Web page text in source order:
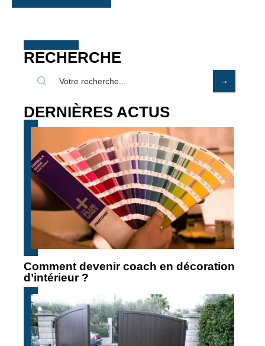
RECHERCHE
DERNIÈRES ACTUS
Comment devenir coach en décoration
d’intérieur ?